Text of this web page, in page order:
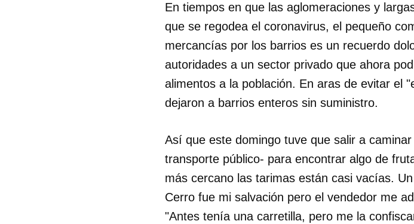
En tiempos en que las aglomeraciones y
que se regodea el coronavirus, el pequeño
mercancías por los barrios es un recuerdo
autoridades a un sector privado que ahora
alimentos a la población. En aras de evitar el
dejaron a barrios enteros sin suministro.
Así que este domingo tuve que salir a
transporte público- para encontrar algo de
más cercano las tarimas están casi vacías.
Cerro fue mi salvación pero el vendedor me
"Antes tenía una carretilla, pero me la